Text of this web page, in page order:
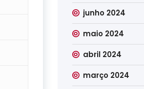
junho 2024
maio 2024
abril 2024
março 2024